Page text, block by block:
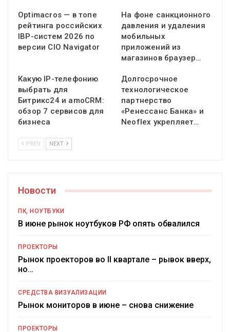
Optimacros — в топе
рейтинга российских
IBP-систем 2026 по
версии CIO Navigator
На фоне санкционного
давления и удаления
мобильных
приложений из
магазинов браузер…
Какую IP-телефонию
выбрать для
Битрикс24 и amoCRM:
обзор 7 сервисов для
бизнеса
Долгосрочное
технологическое
партнерство
«Ренессанс Банка» и
Neoflex укрепляет…
PREV NEXT
Новости
ПК, НОУТБУКИ
В июне рынок ноутбуков РФ опять обвалился
ПРОЕКТОРЫ
Рынок проекторов во II квартале – рывок вверх,
но…
СРЕДСТВА ВИЗУАЛИЗАЦИИ
Рынок мониторов в июне – снова снижение
ПРОЕКТОРЫ